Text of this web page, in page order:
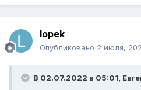
lopek
Опубликовано 2 июля,
В 02.07.2022 в 05:01,